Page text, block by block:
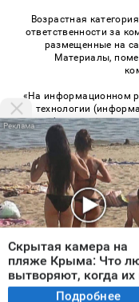
Возрастная
ответственности за
размещенные на
Материалы,
«На информационном
технологии
информации на
сведений,
«Интернет»,
Федерации)».
технологий в
© 2026 «Про
Скрытая камера на
пляже Крыма: Что
вытворяют, когда их
видят... Подробнее